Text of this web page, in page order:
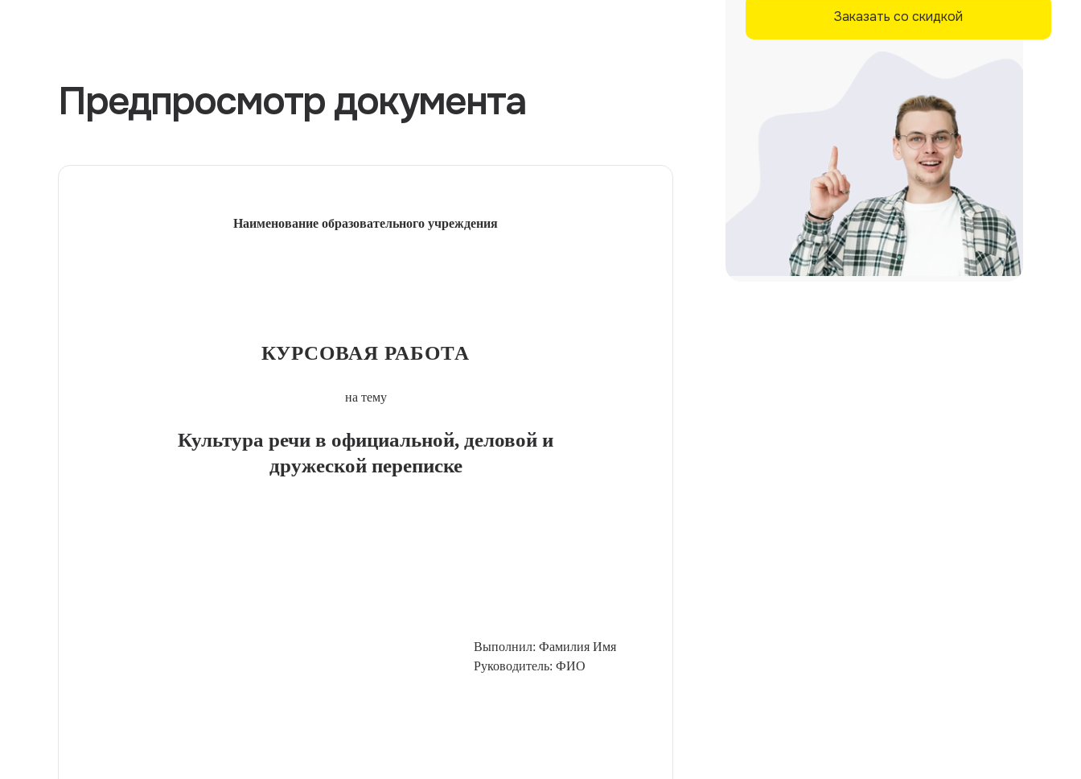
Предпросмотр документа
Наименование образовательного учреждения
КУРСОВАЯ РАБОТА
на тему
Культура речи в официальной, деловой и
дружеской переписке
Выполнил: Фамилия Имя
Руководитель: ФИО
Заказать со скидкой